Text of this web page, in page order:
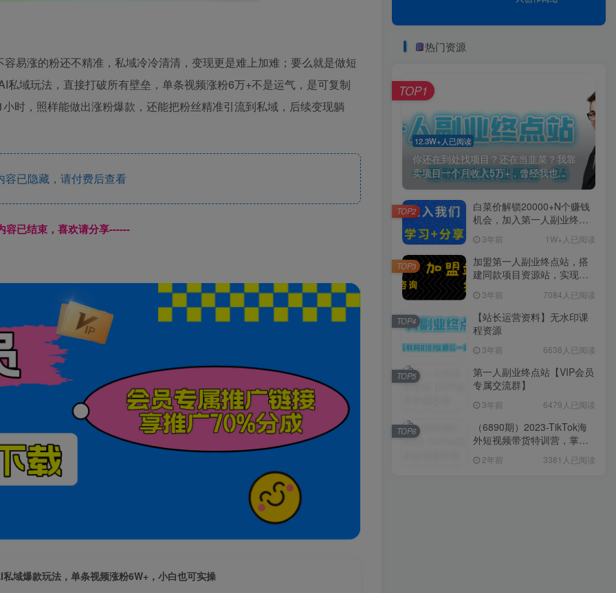
易涨的粉还不精准，私域冷冷清清，变现更是难上加难；要么就是做短
域玩法，直接打破所有壁垒，单条视频涨粉6万+不是运气，是可复制
时，照样能做出涨粉爆款，还能把粉丝精准引流到私域，后续变现躺
已隐藏，请付费后查看
容已结束，喜欢请分享------
私域爆款玩法，单条视频涨粉6W+，小白也可实操
热门资源
12.3W+人已阅读
你还在到处找项目？还在当韭菜？我靠
卖项目一个月收入5万+，曾经我也...
TOP1
白菜价解锁20000+N个赚钱
机会，加入第一人副业终点
习。3年前 1W+人已阅读
TOP2
加盟第一人副业终点站，搭
建同款项目资源站，实现日
3年前 7084人已阅读
TOP3
【站长运营资料】无水印课
程资源
3年前 6638人已阅读
TOP4
第一人副业终点站【VIP会员
专属交流群】
3年前 6479人已阅读
TOP5
（6890期）2023-TikTok海
外短视频带货特训营，掌握
（60节课）
2年前 3381人已阅读
TOP6